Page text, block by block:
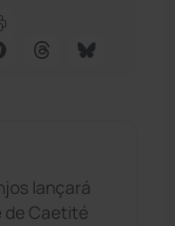
lançará
de Caetité